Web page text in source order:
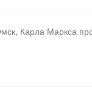
Карла Маркса